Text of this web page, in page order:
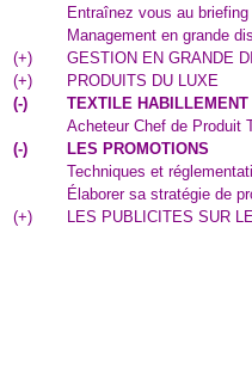
Entraînez vous au briefing
Management en grande
(+)
GESTION EN GRANDE
(+)
PRODUITS DU LUXE
(-)
TEXTILE HABILLEMENT
Acheteur Chef de Produit
(-)
LES PROMOTIONS
Techniques et
Élaborer sa stratégie de
(+) LES PUBLICITES SUR